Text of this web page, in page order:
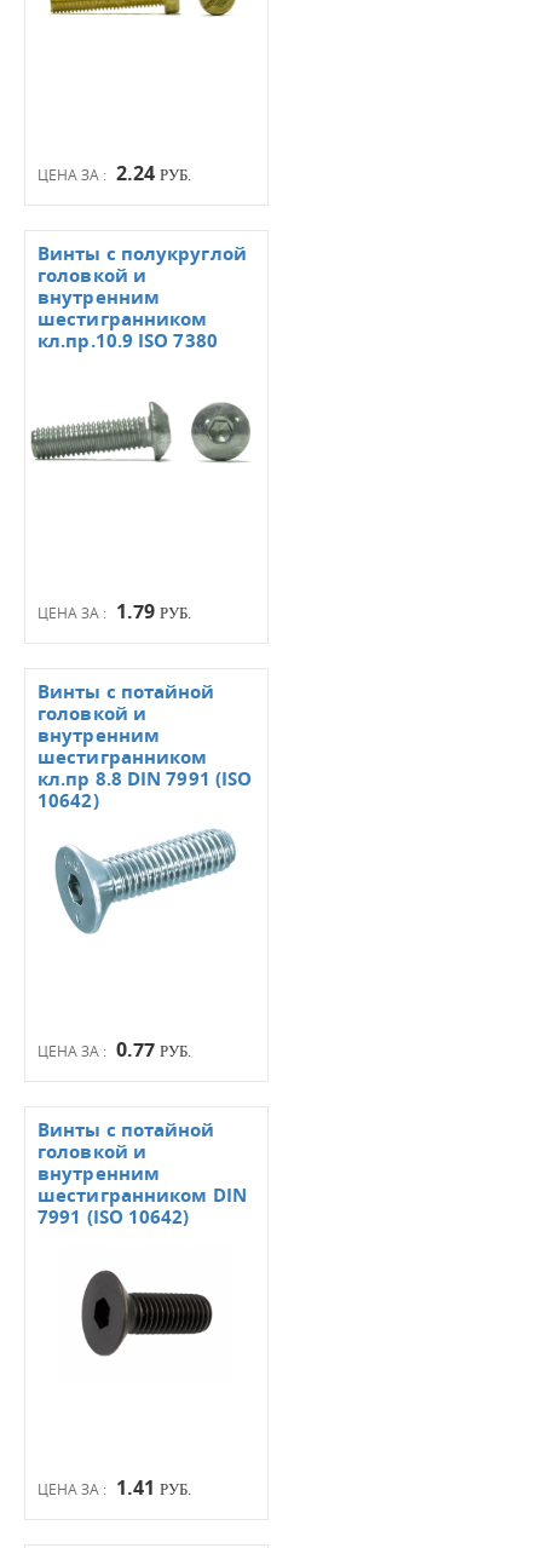
ЦЕНА ЗА : 2.24 РУБ.
ЦЕНА ЗА : 1.79 РУБ.
Винты с полукруглой
головкой и
внутренним
шестигранником
кл.пр.10.9 ISO 7380
ЦЕНА ЗА : 0.77 РУБ.
Винты с потайной
головкой и
внутренним
шестигранником
кл.пр 8.8 DIN 7991 (ISO
10642)
ЦЕНА ЗА : 1.41 РУБ.
Винты с потайной
головкой и
внутренним
шестигранником DIN
7991 (ISO 10642)